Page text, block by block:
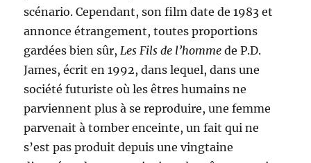
scénario. Cependant, son film date de 1983 et
annonce étrangement, toutes proportions
gardées bien sûr, Les Fils de l’homme de P.D.
James, écrit en 1992, dans lequel, dans une
société futuriste où les êtres humains ne
parviennent plus à se reproduire, une femme
parvenait à tomber enceinte, un fait qui ne
s’est pas produit depuis une vingtaine